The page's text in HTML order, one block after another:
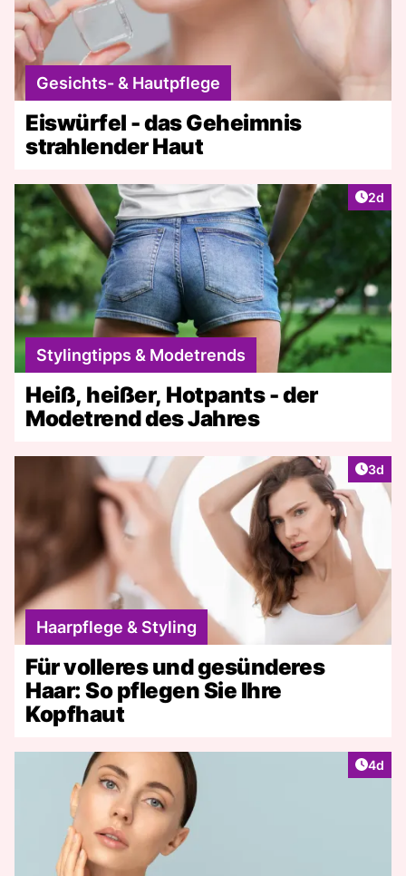
Gesichts- & Hautpflege
Eiswürfel - das Geheimnis
strahlender Haut
2d
Stylingtipps & Modetrends
Heiß, heißer, Hotpants - der
Modetrend des Jahres
3d
Haarpflege & Styling
Für volleres und gesünderes
Haar: So pflegen Sie Ihre
Kopfhaut
4d